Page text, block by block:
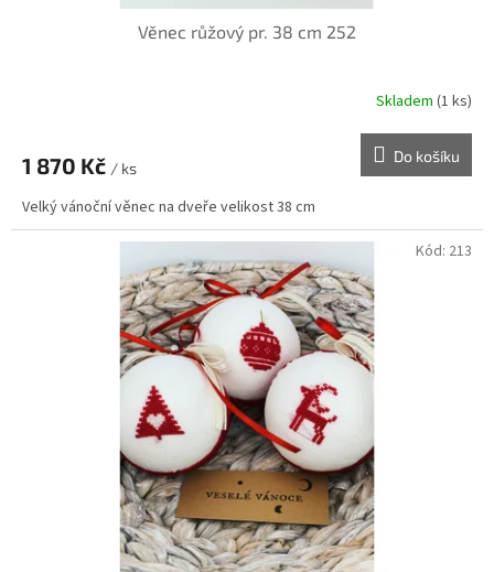
Věnec růžový pr. 38 cm 252
Skladem (1 ks)
1 870 Kč / ks
Do košíku
Velký vánoční věnec na dveře velikost 38 cm
Kód: 213